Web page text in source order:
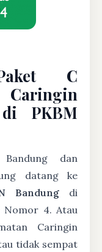
C
PKBM
dan
datang ke
Bandung di
Nomor 4. Atau
Caringin
tidak sempat